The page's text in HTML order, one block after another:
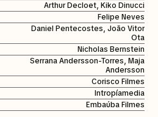
Arthur Decloet, Kiko Dinucci
Felipe Neves
Daniel Pentecostes, João Vitor
Ota
Nicholas Bernstein
Serrana Andersson-Torres, Maja
Andersson
Corisco Filmes
Intropíamedia
Embaúba Filmes